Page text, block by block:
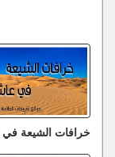
خرافات الشيعة في